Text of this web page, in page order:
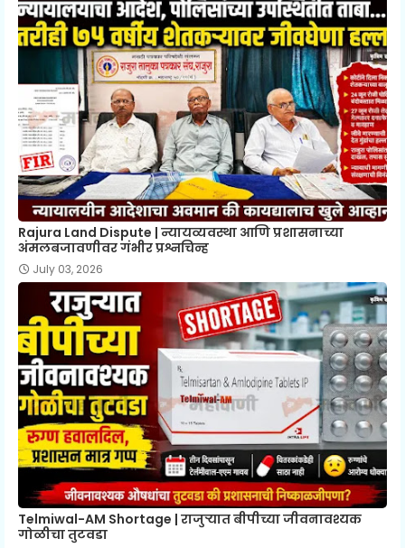
Rajura Land Dispute | न्यायव्यवस्था आणि प्रशासनाच्या
अंमलबजावणीवर गंभीर प्रश्नचिन्ह
July 03, 2026
Telmiwal-AM Shortage | राजुऱ्यात बीपीच्या जीवनावश्यक
गोळीचा तुटवडा